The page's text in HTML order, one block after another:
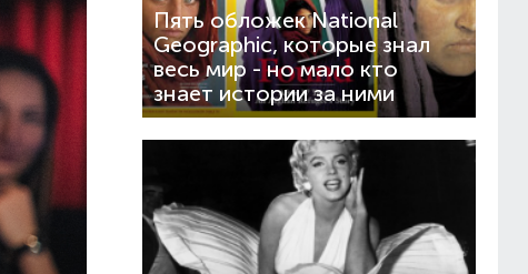
Пять обложек National
Geographic, которые знал
весь мир - но мало кто
знает истории за ними